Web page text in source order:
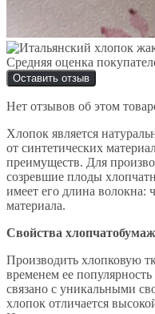
Средняя оценка
Оставить отзыв
Нет отзывов об этом
Хлопок является
от синтетических
преимуществ. Для
созревшие плоды
имеет его длина волокна:
материала.
Свойства
Производить хлопковую
временем ее
связано с уникальными
хлопок отличается